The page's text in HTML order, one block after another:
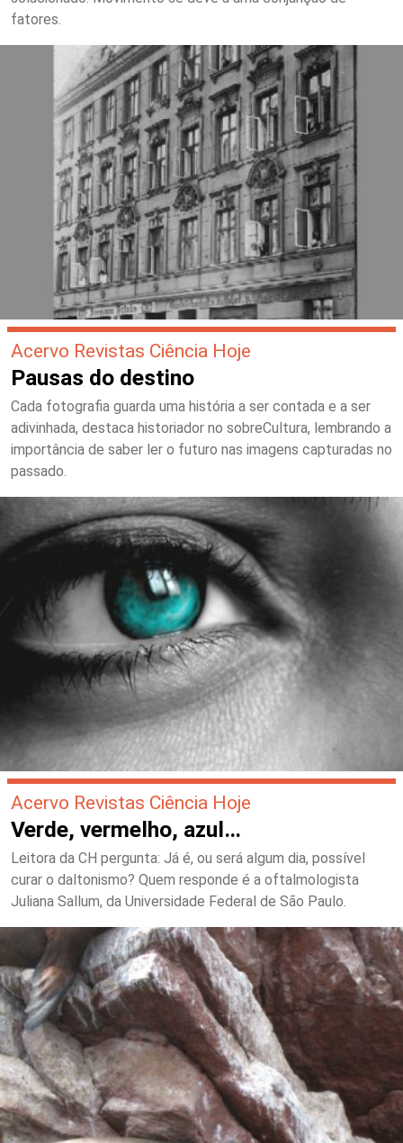
fatores.
Acervo Revistas Ciência Hoje
Pausas do destino
Cada fotografia guarda uma história a ser contada e a ser
adivinhada, destaca historiador no sobreCultura, lembrando a
importância de saber ler o futuro nas imagens capturadas no
passado.
Acervo Revistas Ciência Hoje
Verde, vermelho, azul…
Leitora da CH pergunta: Já é, ou será algum dia, possível
curar o daltonismo? Quem responde é a oftalmologista
Juliana Sallum, da Universidade Federal de São Paulo.